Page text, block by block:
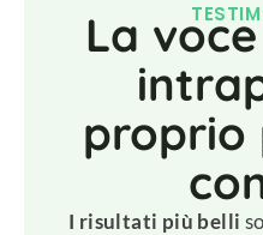
La
proprio
I risultati più belli